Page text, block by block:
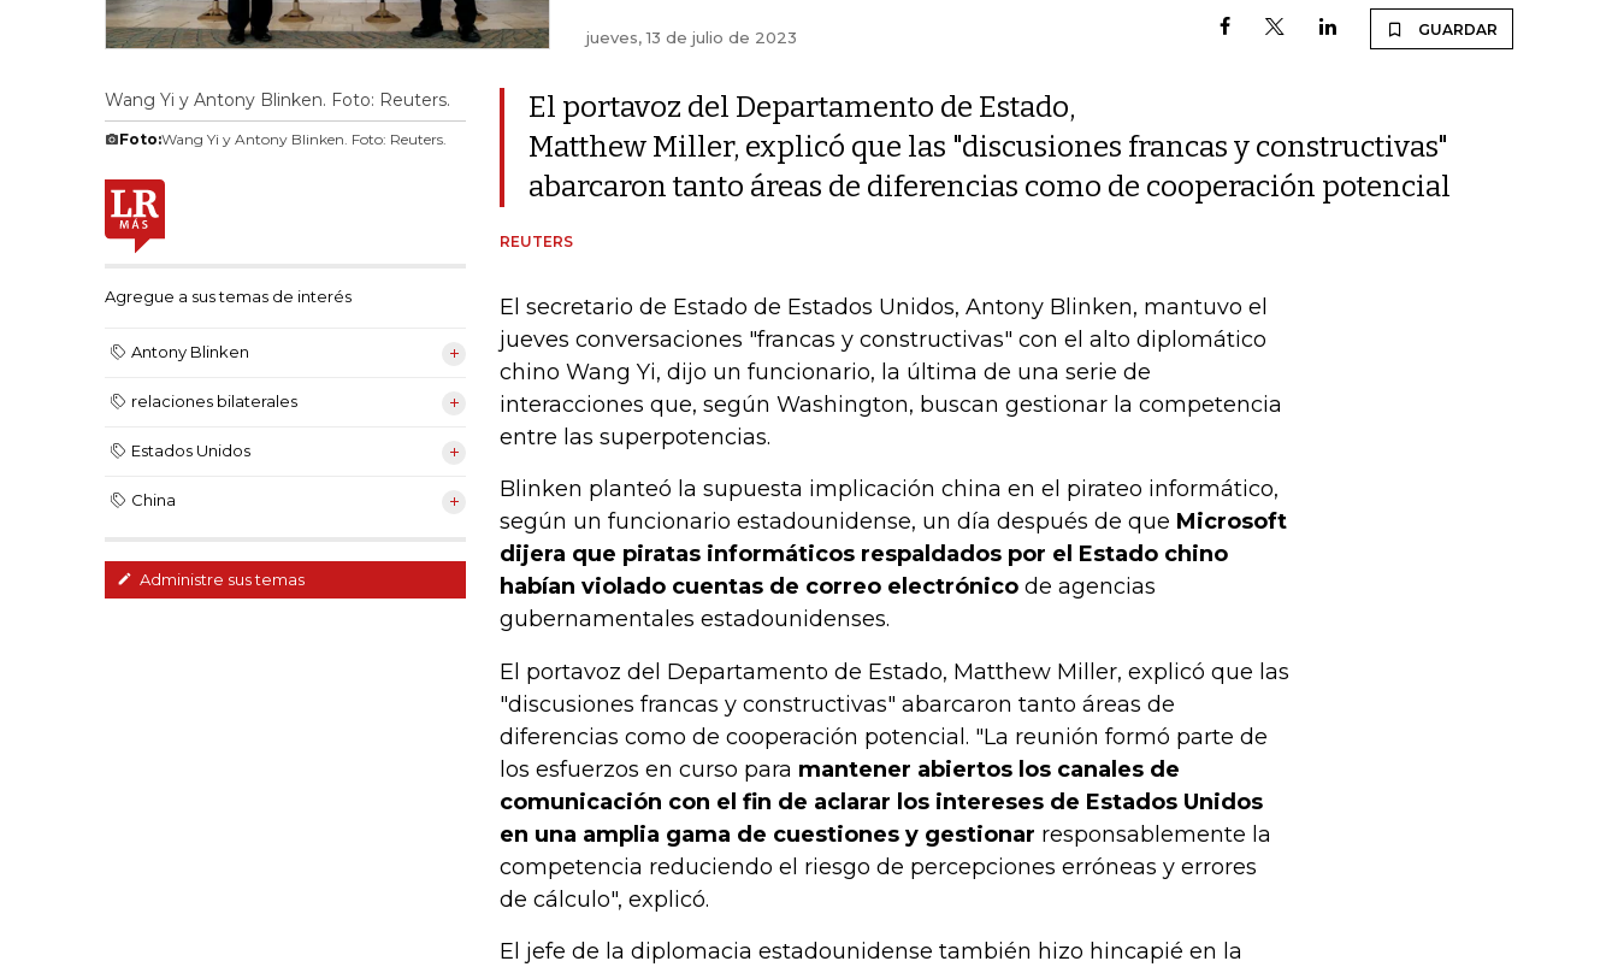
jueves, 13 de julio de 2023 GUARDAR
Wang Yi y Antony Blinken. Foto: Reuters.
Foto:Wang Yi y Antony Blinken. Foto: Reuters.
Agregue a sus temas de interés
Antony Blinken
relaciones bilaterales
Estados Unidos
China
Administre sus temas
El portavoz del Departamento de Estado,
Matthew Miller, explicó que las "discusiones francas y constructivas"
abarcaron tanto áreas de diferencias como de cooperación potencial
REUTERS
El secretario de Estado de Estados Unidos, Antony Blinken, mantuvo el
jueves conversaciones "francas y constructivas" con el alto diplomático
chino Wang Yi, dijo un funcionario, la última de una serie de
interacciones que, según Washington, buscan gestionar la competencia
entre las superpotencias.
Blinken planteó la supuesta implicación china en el pirateo informático,
según un funcionario estadounidense, un día después de que Microsoft
dijera que piratas informáticos respaldados por el Estado chino
habían violado cuentas de correo electrónico de agencias
gubernamentales estadounidenses.
El portavoz del Departamento de Estado, Matthew Miller, explicó que las
"discusiones francas y constructivas" abarcaron tanto áreas de
diferencias como de cooperación potencial. "La reunión formó parte de
los esfuerzos en curso para mantener abiertos los canales de
comunicación con el fin de aclarar los intereses de Estados Unidos
en una amplia gama de cuestiones y gestionar responsablemente la
competencia reduciendo el riesgo de percepciones erróneas y errores
de cálculo", explicó.
El jefe de la diplomacia estadounidense también hizo hincapié en la